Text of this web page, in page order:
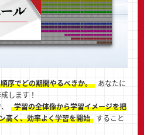
序でどの期間やるべきか。
あなたに
します！
学習の全体像から学習イメージを把
高く、効率よく学習を開始
すること